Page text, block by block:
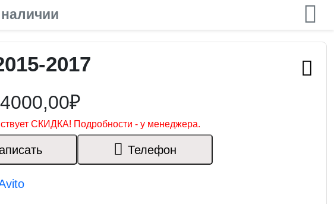
2017
4000,00₽
СКИДКА! Подробности - у менеджера.
Телефон